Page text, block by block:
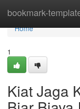
bookmark-
Home
Home
1
Kiat Jaga